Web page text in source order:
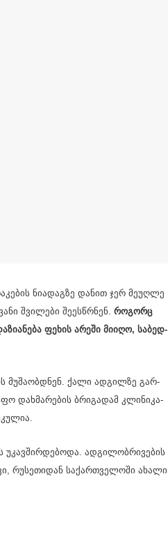
ნი­ა­დაგ­ზე და­ნით ჯერ მე­უღ­ლე
შვი­ლე­ბი შე­ეს­წრნენ. რო­გორც
ფე­ხის არე­ში მი­ი­ღო, სა­ბედ­
მუ­შა­ობ­დნენ. ქალი ად­გილ­ზე გარ­
დახ­მა­რე­ბის ბრი­გა­დამ კლი­ნი­კა­
ად­გი­ლობ­რი­ვე­ბის
რუ­სე­თი­დან სა­ქარ­თვე­ლო­ში ახა­ლი